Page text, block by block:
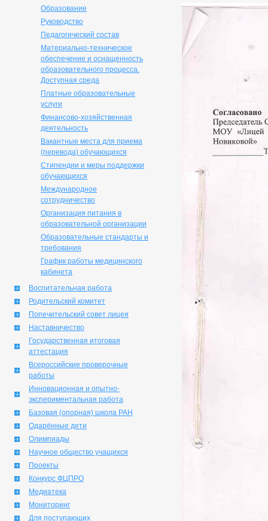
Образование
Руководство
Педагогический состав
Материально-техническое
обеспечение и оснащенность
образовательного процесса.
Доступная среда
Платные образовательные
услуги
Финансово-хозяйственная
деятельность
Вакантные места для приема
(перевода) обучающихся
Стипендии и меры поддержки
обучающихся
Международное
сотрудничество
Организация питания в
образовательной организации
Образовательные стандарты и
требования
График работы медицинского
кабинета
Воспитательная работа
Родительский комитет
Попечительский совет лицея
Наставничество
Государственная итоговая
аттестация
Всероссийские проверочные
работы
Инновационная и опытно-
экспериментальная работа
Базовая (опорная) школа РАН
Одарённые дети
Олимпиады
Научное общество учащихся
Проекты
Конкурс ФЦПРО
Медиатека
Мониторинг
Для поступающих